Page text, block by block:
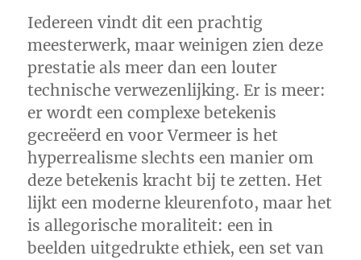
Iedereen vindt dit een prachtig
meesterwerk, maar weinigen zien deze
prestatie als meer dan een louter
technische verwezenlijking. Er is meer:
er wordt een complexe betekenis
gecreëerd en voor Vermeer is het
hyperrealisme slechts een manier om
deze betekenis kracht bij te zetten. Het
lijkt een moderne kleurenfoto, maar het
is allegorische moraliteit: een in
beelden uitgedrukte ethiek, een set van